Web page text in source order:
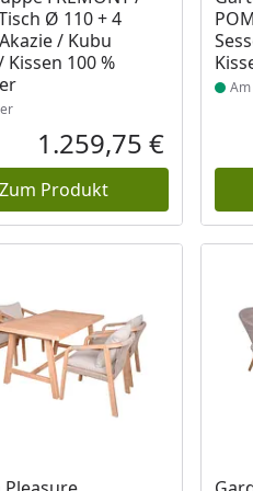
Preis
Tisch Ø 110 + 4
/ Kubu
Kissen 100 %
Aktueller
1.259,75 €
Zum Produkt
Lager